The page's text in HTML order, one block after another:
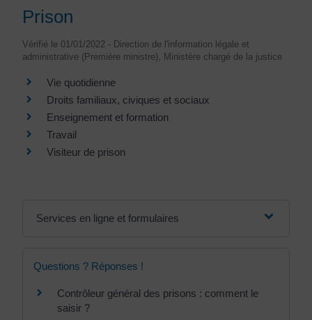
Prison
Vérifié le 01/01/2022 - Direction de l'information légale et
administrative (Première ministre), Ministère chargé de la justice
Vie quotidienne
Droits familiaux, civiques et sociaux
Enseignement et formation
Travail
Visiteur de prison
Services en ligne et formulaires
Questions ? Réponses !
Contrôleur général des prisons : comment le
saisir ?